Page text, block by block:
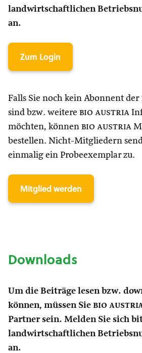
landwirtschaftlichen
an.
Zum Login
Falls Sie noch kein Abonnent der
sind bzw. weitere bio austria
möchten, können bio austria
bestellen. Nicht-Mitgliedern
einmalig ein Probeexemplar zu.
Mitglied werden
Downloads
Um die Beiträge lesen bzw.
können, müssen Sie bio
Partner sein. Melden Sie sich
landwirtschaftlichen
an.